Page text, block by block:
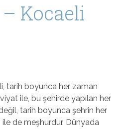
Kocaeli
tarih boyunca her zaman
ile, bu şehirde yapılan her
tarih boyunca şehrin her
ile de meşhurdur. Dünyada